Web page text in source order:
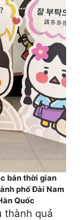
bán thời gian
phố Đài Nam
Quốc
thành quả